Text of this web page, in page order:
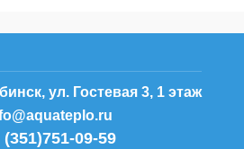
ул. Гостевая 3, 1 этаж
(351)751-09-59